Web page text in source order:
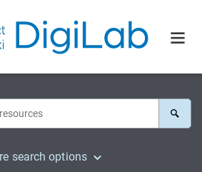
search options